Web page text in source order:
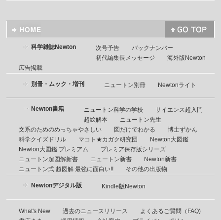
科学雑誌Newton 次号予告
バックナンバー
初代編集長メッセージ
海外版Newton
広告掲載
別冊・ムック・増刊 ニュートン別冊 Newtonライト
Newton書籍 ニュートン科学の学校
サイエンス超入門
超絵解本
ニュートン先生
文系のためのめっちゃやさしい
図だけでわかる
博士ずかん
科学クイズドリル
マコト★カガク研究団
Newton大図鑑
Newton大図鑑 プレミアム
プレミア保存版シリーズ
ニュートン超図解新書
ニュートン新書
Newton新書
ニュートン式 超図解 最強に面白い!!
その他の出版物
Newtonデジタル版 Kindle版Newton
What's New 過去のニュースリリース
よくあるご質問（FAQ)